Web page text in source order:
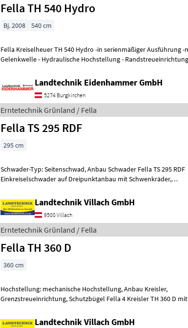
Fella TH 540 Hydro
Bj. 2008 540 cm
Fella Kreiselheuer TH 540 Hydro -in serienmäßiger Ausführung -mit
Gelenkwelle - Hydraulische Hochstellung - Randstreueinrichtung -
Landtechnik Eidenhammer GmbH
5274 Burgkirchen
Erntetechnik Grünland / Fella
Fella TS 295 RDF
295 cm
Schwader-Typ: Seitenschwad, Anbau Schwader Fella TS 295 RDF
Einkreiselschwader auf Dreipunktanbau mit Schwenkräder,
Landtechnik Villach GmbH
9500 Villach
Erntetechnik Grünland / Fella
Fella TH 360 D
360 cm
Hochstellung: mechanische Hochstellung, Anbau Kreisler,
Grenzstreueinrichtung, Schutzbügel Fella 4 Kreisler TH 360 D mit
Landtechnik Villach GmbH